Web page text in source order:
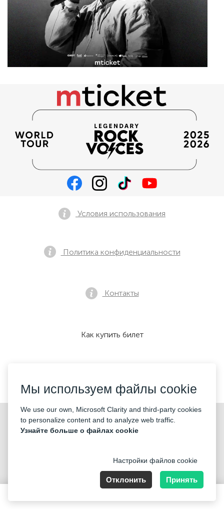
©2026 «KONTRAMARKA LTD» Все права защищены
Условия использования
Политика конфиденциальности
Контакты
Как купить билет
85 Great Portland Street, London, England, W1W 7LT, Company
Мы используем файлы cookie
We use our own, Microsoft Clarity and third-party cookies
to personalize content and to analyze web traffic.
Узнайте больше о файлах cookie
Настройки файлов cookie
Отклонить Принять